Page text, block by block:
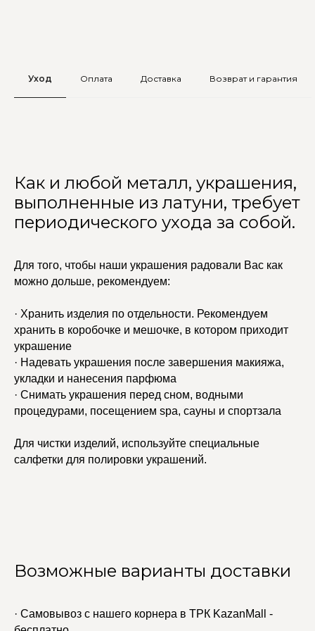
Уход Оплата Доставка Возврат и гарантия
Как и любой металл, украшения,
выполненные из латуни, требует
периодического ухода за собой.
Для того, чтобы наши украшения радовали Вас как
можно дольше, рекомендуем:
· Хранить изделия по отдельности. Рекомендуем
хранить в коробочке и мешочке, в котором приходит
украшение
· Надевать украшения после завершения макияжа,
укладки и нанесения парфюма
· Снимать украшения перед сном, водными
процедурами, посещением spa, сауны и спортзала
Для чистки изделий, используйте специальные
салфетки для полировки украшений.
Возможные варианты доставки
· Самовывоз с нашего корнера в ТРК KazanMall -